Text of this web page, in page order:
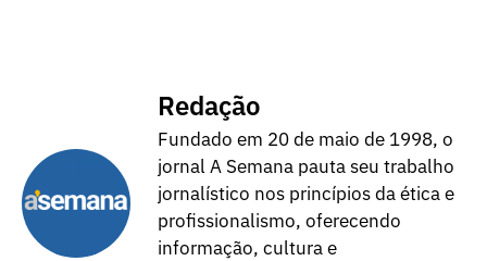
Redação
Fundado em 20 de maio de 1998, o
jornal A Semana pauta seu trabalho
jornalístico nos princípios da ética e
profissionalismo, oferecendo
informação, cultura e